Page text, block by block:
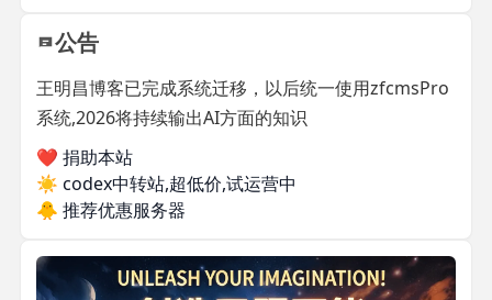
公告
王明昌博客已完成系统迁移，以后统一使用zfcmsPro
系统,2026将持续输出AI方面的知识
❤️ 捐助本站
☀️ codex中转站,超低价,试运营中
🐥 推荐优惠服务器